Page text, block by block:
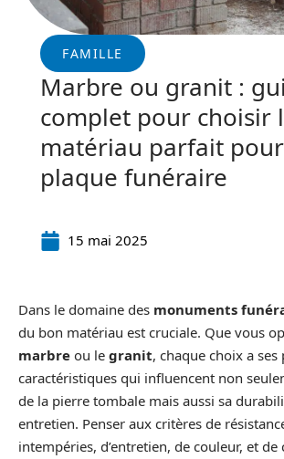
FAMILLE
Marbre ou granit :
complet pour choisir
matériau parfait
plaque funéraire
15 mai 2025
Dans le domaine des monuments
du bon matériau est cruciale. Que vous
marbre ou le granit, chaque choix a ses
caractéristiques qui influencent non
de la pierre tombale mais aussi sa
entretien. Penser aux critères de
intempéries, d’entretien, de couleur, et de